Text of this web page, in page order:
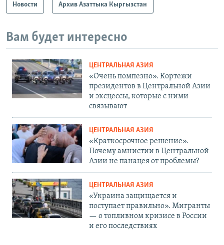
Новости Архив Азаттыка Кыргызстан
Вам будет интересно
ЦЕНТРАЛЬНАЯ АЗИЯ
«Очень помпезно». Кортежи
президентов в Центральной Азии
и эксцессы, которые с ними
связывают
ЦЕНТРАЛЬНАЯ АЗИЯ
«Краткосрочное решение».
Почему амнистии в Центральной
Азии не панацея от проблемы?
ЦЕНТРАЛЬНАЯ АЗИЯ
«Украина защищается и
поступает правильно». Мигранты
— о топливном кризисе в России
и его последствиях